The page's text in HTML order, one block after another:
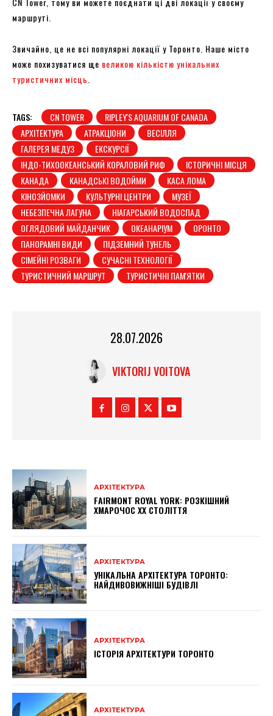
маршруті.
Звичайно, це не всі популярні локації у Торонто. Наше місто
може похизуватися ще великою кількістю унікальних
туристичних місць
TAGS: CN TOWER
RIPLEY'S AQUARIUM OF CANADA
АРХІТЕКТУРА
АТРАКЦІОНИ
ВЕСІЛЛЯ
ГАЛЕРЕЯ МЕДУЗ
ЕКСКУРСІЇ
ІНДО-ТИХООКЕАНСЬКИЙ КОРАЛОВИЙ РИФ
ІСТОРИЧНІ МІСЦЯ
КАНАДА
КАНАДСЬКІ ВОДОЙМИ
КАСА ЛОМА
КІНОЗЙОМКИ
КУЛЬТУРНІ ЦЕНТРИ
МУЗЕЇ
НЕБЕЗПЕЧНА ЛАГУНА
НІАГАРСЬКИЙ ВОДОСПАД
ОГЛЯДОВИЙ МАЙДАНЧИК
ОКЕАНАРІУМ
ОРОНТО
ПАНОРАМНІ ВИДИ
ПІДЗЕМНИЙ ТУНЕЛЬ
СІМЕЙНІ РОЗВАГИ
СУЧАСНІ ТЕХНОЛОГІЇ
ТУРИСТИЧНИЙ МАРШРУТ
ТУРИСТИЧНІ ПАМ'ЯТКИ
28.07.2026
VIKTORIJ VOITOVA
АРХІТЕКТУРА
FAIRMONT ROYAL YORK: РОЗКІШНИЙ
ХМАРОЧОС XX СТОЛІТТЯ
АРХІТЕКТУРА
УНІКАЛЬНА АРХІТЕКТУРА ТОРОНТО:
НАЙДИВОВИЖНІШІ БУДІВЛІ
АРХІТЕКТУРА
ІСТОРІЯ АРХІТЕКТУРИ ТОРОНТО
АРХІТЕКТУРА